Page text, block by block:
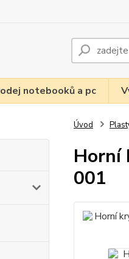
notebooků a pc
Úvod
Horní
001